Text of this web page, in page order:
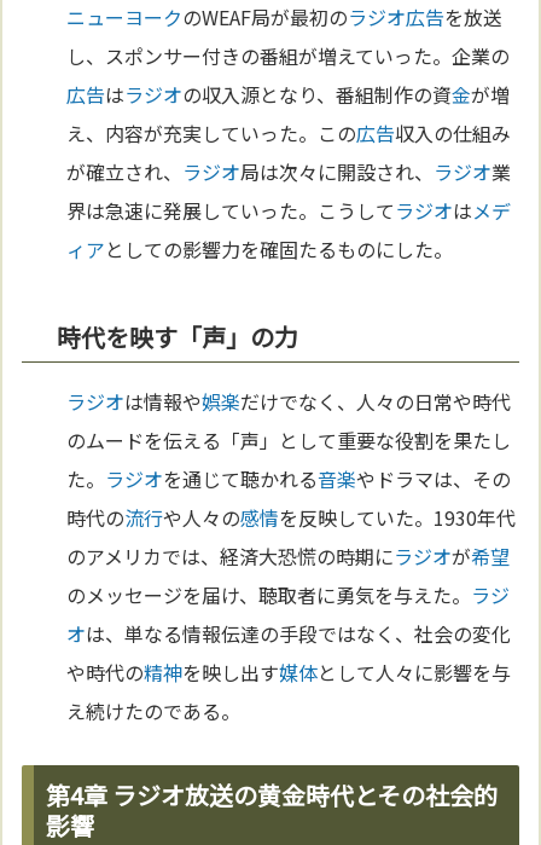
ニューヨークのWEAF局が最初のラジオ広告を放送
し、スポンサー付きの番組が増えていった。企業の
広告はラジオの収入源となり、番組制作の資金が増
え、内容が充実していった。この広告収入の仕組み
が確立され、 ラジオ局は次々に開設され、 ラジオ業
界は急速に発展していった。こうしてラジオはメデ
ィアとしての影響力を確固たるものにした。
時代を映す「声」の力
ラジオは情報や娯楽だけでなく、人々の日常や時代
のムードを伝える「声」として重要な役割を果たし
た。 ラジオを通じて聴かれる音楽やドラマは、その
時代の流行や人々の感情を反映していた。1930年代
のアメリカでは、経済大恐慌の時期にラジオが希望
のメッセージを届け、聴取者に勇気を与えた。 ラジ
オは、単なる情報伝達の手段ではなく、社会の変化
や時代の精神を映し出す媒体として人々に影響を与
え続けたのである。
第4章 ラジオ放送の黄金時代とその社会的
影響